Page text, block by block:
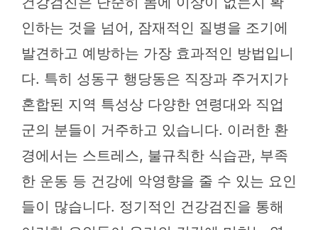
인하는 것을 넘어, 잠재적인 질병을 조기에
발견하고 예방하는 가장 효과적인 방법입니
다. 특히 성동구 행당동은 직장과 주거지가
혼합된 지역 특성상 다양한 연령대와 직업
군의 분들이 거주하고 있습니다. 이러한 환
경에서는 스트레스, 불규칙한 식습관, 부족
한 운동 등 건강에 악영향을 줄 수 있는 요인
들이 많습니다. 정기적인 건강검진을 통해